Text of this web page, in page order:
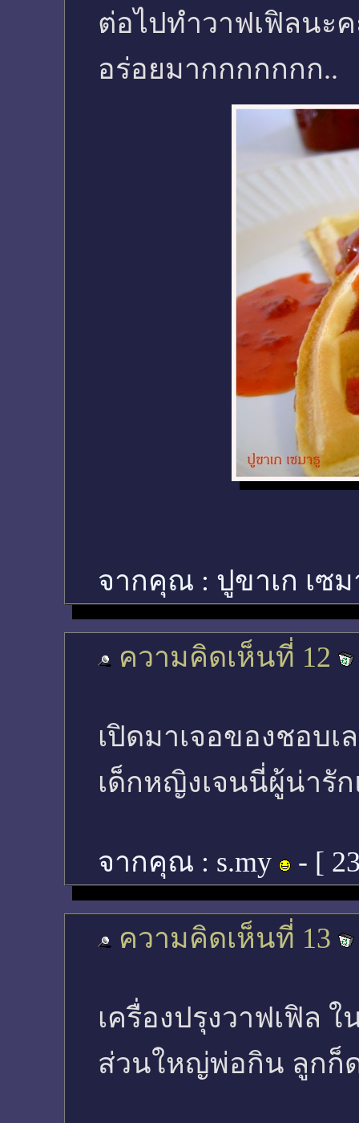
ต่อไปทำวาฟเฟิลนะ
อร่อยมากกกกกกก..
จากคุณ : ปูขาเก เซ
ความคิดเห็นที่ 12
เปิดมาเจอของชอบเ
เด็กหญิงเจนนี่ผู้น่ารั
จากคุณ : s.my - [
ความคิดเห็นที่ 13
เครื่องปรุงวาฟเฟิล
ส่วนใหญ่พ่อกิน ลูกก็ด